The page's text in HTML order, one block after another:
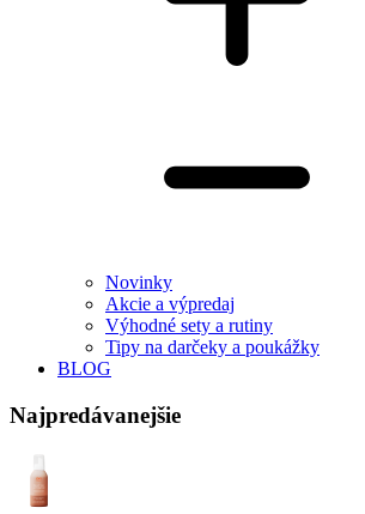
Novinky
Akcie a výpredaj
Výhodné sety a rutiny
Tipy na darčeky a poukážky
BLOG
Najpredávanejšie